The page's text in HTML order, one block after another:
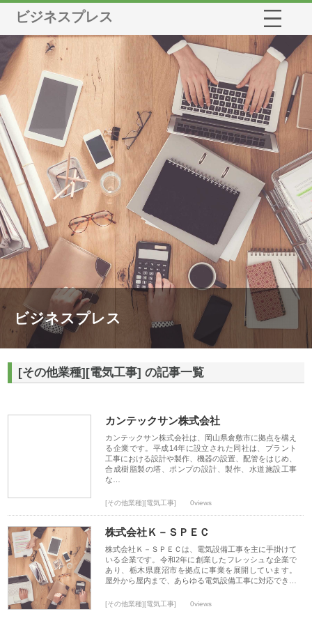
ビジネスプレス
ビジネスプレス
[その他業種][電気工事] の記事一覧
カンテックサン株式会社
カンテックサン株式会社は、岡山県倉敷市に拠点を構え
る企業です。平成14年に設立された同社は、プラント
工事における設計や製作、機器の設置、配管をはじめ、
合成樹脂製の塔、ポンプの設計、製作、水道施設工事
な…
[その他業種][電気工事] 0views
株式会社Ｋ－ＳＰＥＣ
株式会社Ｋ－ＳＰＥＣは、電気設備工事を主に手掛けて
いる企業です。令和2年に創業したフレッシュな企業で
あり、栃木県鹿沼市を拠点に事業を展開しています。
屋外から屋内まで、あらゆる電気設備工事に対応でき…
[その他業種][電気工事] 0views